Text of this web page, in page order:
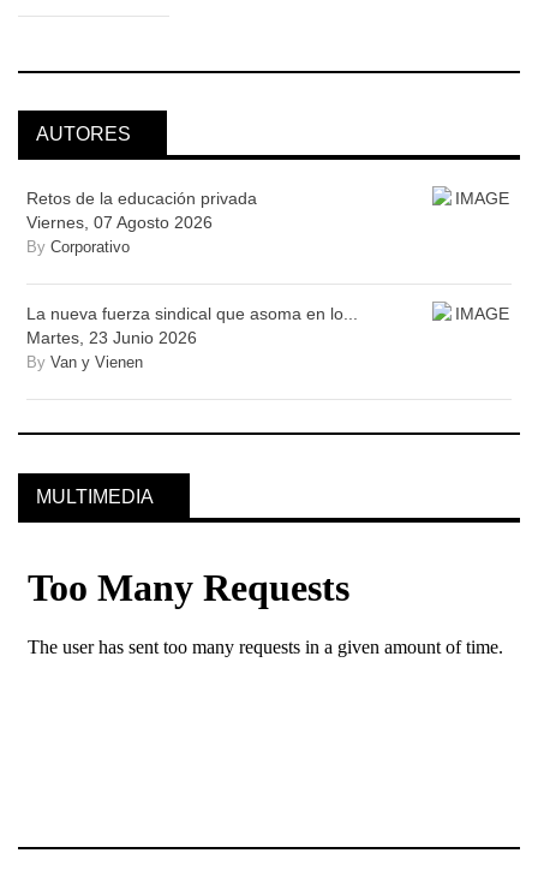
AUTORES
Retos de la educación privada
Viernes, 07 Agosto 2026
By Corporativo
La nueva fuerza sindical que asoma en lo...
Martes, 23 Junio 2026
By Van y Vienen
MULTIMEDIA